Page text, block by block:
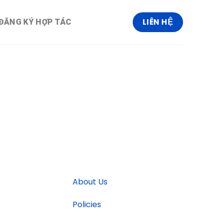
KÝ HỢP TÁC LIÊN HỆ
About Us
Policies